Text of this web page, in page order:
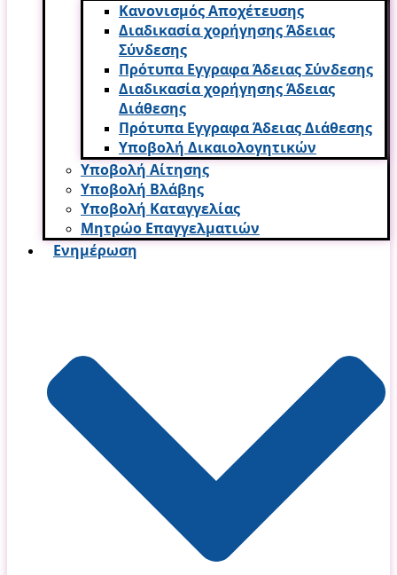
Κανονισμός Αποχέτευσης
Διαδικασία χορήγησης Άδειας
Σύνδεσης
Πρότυπα Εγγραφα Άδειας Σύνδεσης
Διαδικασία χορήγησης Άδειας
Διάθεσης
Πρότυπα Εγγραφα Άδειας Διάθεσης
Υποβολή Δικαιολογητικών
Υποβολή Αίτησης
Υποβολή Βλάβης
Υποβολή Καταγγελίας
Μητρώο Επαγγελματιών
Ενημέρωση